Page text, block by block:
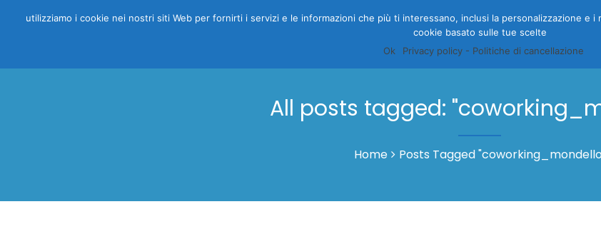
CAMERE GALLERY
All posts tagged:
Home Posts Tagged
utilizziamo i cookie nei nostri siti Web per fornirti i servizi e le informazioni che più ti interessano, inclusi la personalizzazione e
cookie basato sulle tue scelte
Ok
Privacy policy - Politiche di cancellazione